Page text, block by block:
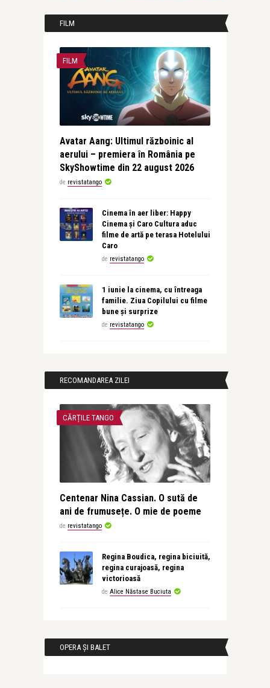
FILM
FILM
Avatar Aang: Ultimul războinic al
aerului – premiera în România pe
SkyShowtime din 22 august 2026
de revistatango
Cinema în aer liber: Happy
Cinema și Caro Cultura aduc
filme de artă pe terasa Hotelului
Caro
de revistatango
1 iunie la cinema, cu întreaga
familie. Ziua Copilului cu filme
bune și surprize
de revistatango
RECOMANDAREA ZILEI
CĂRȚILE TANGO
Centenar Nina Cassian. O sută de
ani de frumusețe. O mie de poeme
de revistatango
Regina Boudica, regina biciuită,
regina curajoasă, regina
victorioasă
de Alice Năstase Buciuta
OPERA ȘI BALET